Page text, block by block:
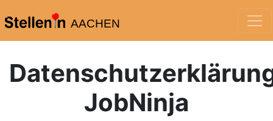
AACHEN
JobNinja